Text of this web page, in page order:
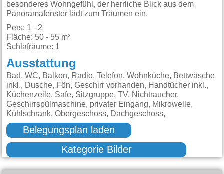
besonderes Wohngefühl, der herrliche Blick aus dem
Panoramafenster lädt zum Träumen ein.
Pers: 1 - 2
Fläche: 50 - 55 m²
Schlafräume: 1
Ausstattung
Bad, WC, Balkon, Radio, Telefon, Wohnküche, Bettwäsche
inkl., Dusche, Fön, Geschirr vorhanden, Handtücher inkl.,
Küchenzeile, Safe, Sitzgruppe, TV, Nichtraucher,
Geschirrspülmaschine, privater Eingang, Mikrowelle,
Kühlschrank, Obergeschoss, Dachgeschoss,
Belegungsplan laden
Kategorie Bilder